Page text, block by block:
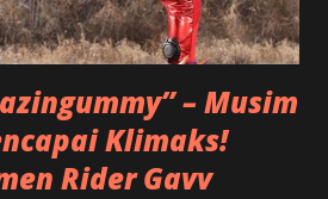
mendapat tempat sebagai
– Musim
Klimaks!
Rider Gavv